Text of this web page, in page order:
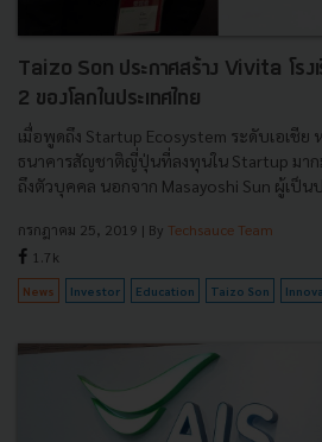
Taizo Son ประกาศสร้าง Vivita โรง
2 ของโลกในประเทศไทย
เมื่อพูดถึง Startup Ecosystem ระดับเอเชีย
ธนาคารสัญชาติญี่ปุ่นที่ลงทุนใน Startup มา
ถึงตัวบุคคล นอกจาก Masayoshi Sun ผู้เป็นป
กรกฎาคม 25, 2019 | By Techsauce Team
1.7k
News Investor Education Taizo Son